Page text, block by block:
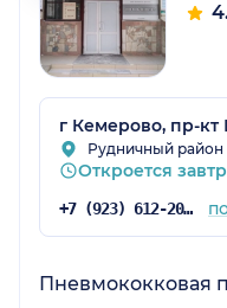
г Кемерово, пр-кт
Рудничный район
Откроется
+7 (923) 612-20-44
Пневмококковая